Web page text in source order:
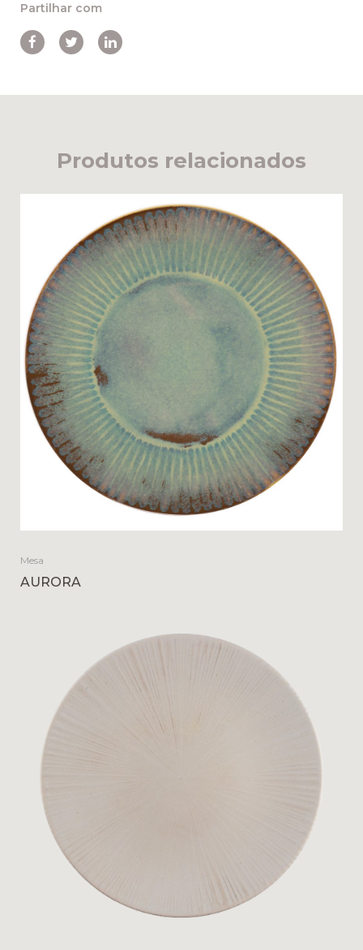
Partilhar com
Produtos relacionados
Mesa
AURORA